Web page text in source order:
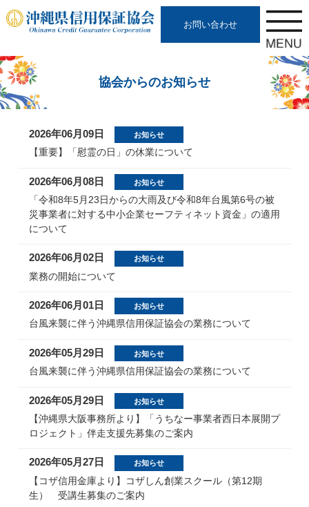
お問い合わせ
協会からのお知らせ
2026年06月09日 お知らせ
【重要】「慰霊の日」の休業について
2026年06月08日 お知らせ
「令和8年5月23日からの大雨及び令和8年台風第6号の被
災事業者に対する中小企業セーフティネット資金」の適用
について
2026年06月02日 お知らせ
業務の開始について
2026年06月01日 お知らせ
台風来襲に伴う沖縄県信用保証協会の業務について
2026年05月29日 お知らせ
台風来襲に伴う沖縄県信用保証協会の業務について
2026年05月29日 お知らせ
【沖縄県大阪事務所より】「うちなー事業者西日本展開プ
ロジェクト」伴走支援先募集のご案内
2026年05月27日 お知らせ
【コザ信用金庫より】コザしん創業スクール（第12期
生） 受講生募集のご案内